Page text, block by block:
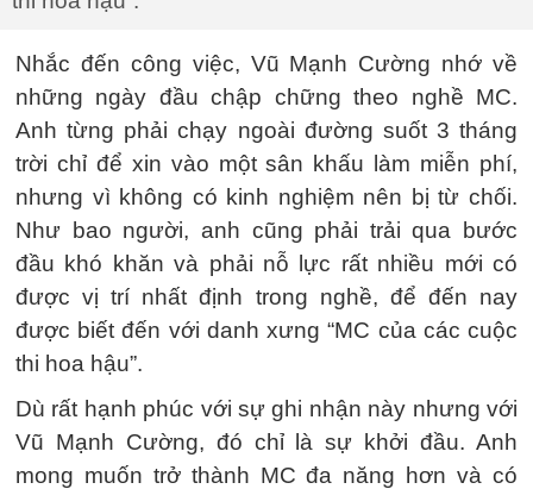
Nhắc đến công việc, Vũ Mạnh Cường nhớ về
những ngày đầu chập chững theo nghề MC.
Anh từng phải chạy ngoài đường suốt 3 tháng
trời chỉ để xin vào một sân khấu làm miễn phí,
nhưng vì không có kinh nghiệm nên bị từ chối.
Như bao người, anh cũng phải trải qua bước
đầu khó khăn và phải nỗ lực rất nhiều mới có
được vị trí nhất định trong nghề, để đến nay
được biết đến với danh xưng “MC của các cuộc
thi hoa hậu”.
Dù rất hạnh phúc với sự ghi nhận này nhưng với
Vũ Mạnh Cường, đó chỉ là sự khởi đầu. Anh
mong muốn trở thành MC đa năng hơn và có